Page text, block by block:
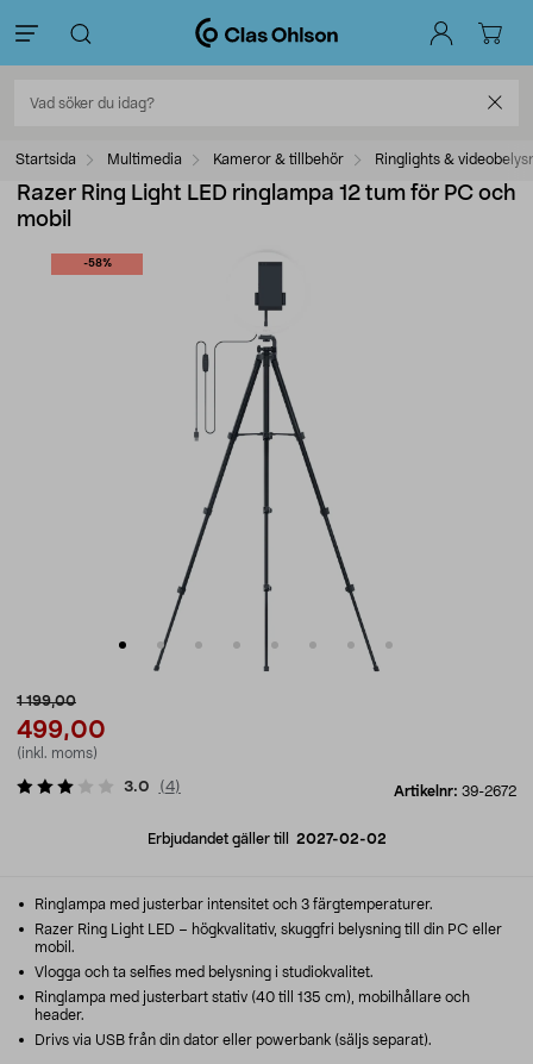
Startsida Multimedia Kameror & tillbehör Ringlights &
Razer Ring Light LED ringlampa 12 tum för PC och
mobil
-58%
1 199,00
499,00
(inkl. moms)
Artikelnr: 39-2672
3.0 (4)
Erbjudandet gäller till 2027-02-02
Ringlampa med justerbar intensitet och 3 färgtemperaturer.
Razer Ring Light LED – högkvalitativ, skuggfri belysning till din PC eller
mobil.
Vlogga och ta selfies med belysning i studiokvalitet.
Ringlampa med justerbart stativ (40 till 135 cm), mobilhållare och
header.
Drivs via USB från din dator eller powerbank (säljs separat).